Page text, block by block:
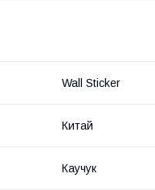
Wall Sticker
Китай
Каучук